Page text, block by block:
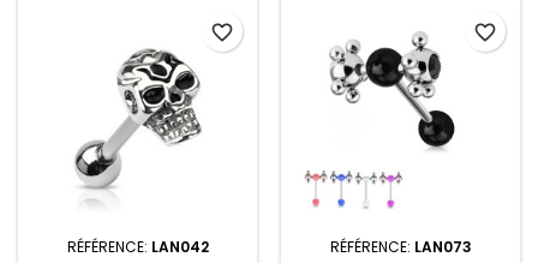
RÉFÉRENCE: LAN042
favorite_border
RÉFÉRENCE: LAN073
favorite_border